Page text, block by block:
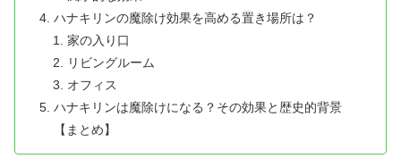
ハナキリンの魔除け効果を高める置き場所は？
家の入り口
リビングルーム
オフィス
ハナキリンは魔除けになる？その効果と歴史的背景
【まとめ】